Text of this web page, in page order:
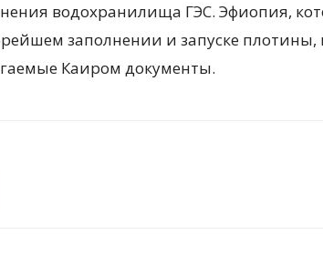
водохранилища ГЭС. Эфиопия,
заполнении и запуске плотины,
Каиром документы.